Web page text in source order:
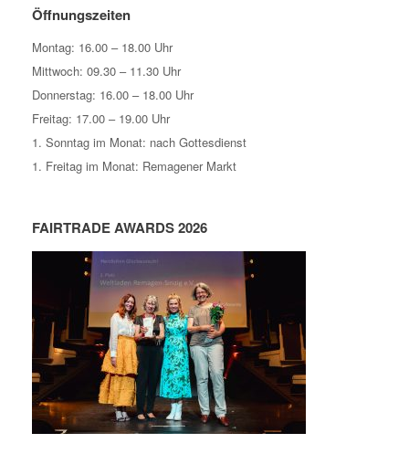
Öffnungszeiten
Montag: 16.00 – 18.00 Uhr
Mittwoch: 09.30 – 11.30 Uhr
Donnerstag: 16.00 – 18.00 Uhr
Freitag: 17.00 – 19.00 Uhr
1. Sonntag im Monat: nach Gottesdienst
1. Freitag im Monat: Remagener Markt
FAIRTRADE AWARDS 2026